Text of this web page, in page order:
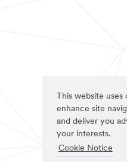
This website
enhance site
and deliver you
your interests.
Cookie Notice